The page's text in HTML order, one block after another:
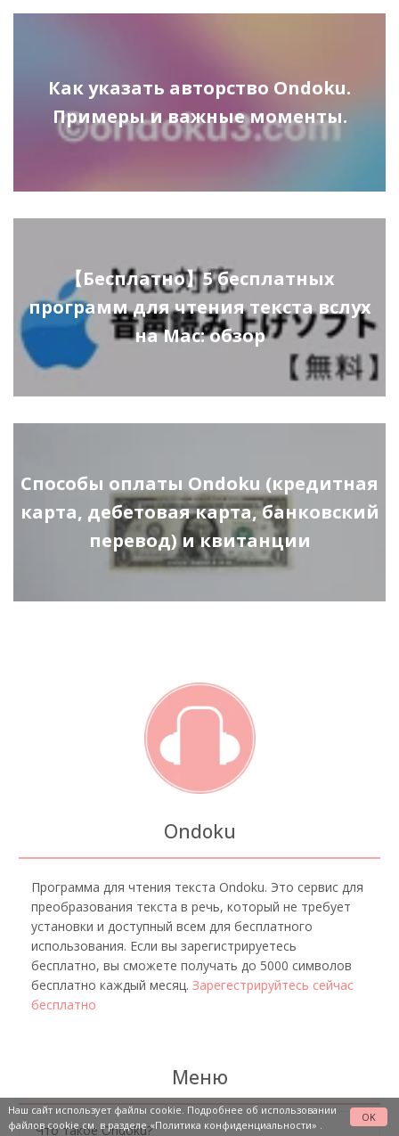
Как указать авторство Ondoku.
Примеры и важные моменты.
【Бесплатно】5 бесплатных
программ для чтения текста вслух
на Mac: обзор
Способы оплаты Ondoku (кредитная
карта, дебетовая карта, банковский
перевод) и квитанции
Ondoku
Программа для чтения текста Ondoku. Это сервис для
преобразования текста в речь, который не требует
установки и доступный всем для бесплатного
использования. Если вы зарегистрируетесь
бесплатно, вы сможете получать до 5000 символов
бесплатно каждый месяц. Зарегестрируйтесь сейчас
бесплатно
Меню
Что такое Ondoku?
Наш сайт использует файлы cookie. Подробнее об использовании
файлов cookie см. в разделе«Политика конфиденциальности»
OK